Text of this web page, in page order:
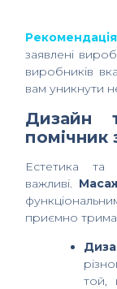
заявлені
виробників
вам уникнути
Дизайн
помічник
Естетика та
важливі.
приємно
той,